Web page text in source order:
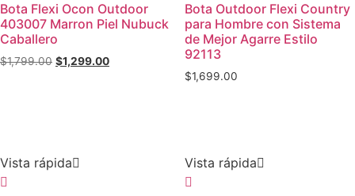
Bota Flexi Ocon Outdoor
403007 Marron Piel Nubuck
Caballero
$1,799.00 $1,299.00
Bota Outdoor Flexi Country
para Hombre con Sistema
de Mejor Agarre Estilo
92113
$1,699.00
Vista rápida Vista rápida